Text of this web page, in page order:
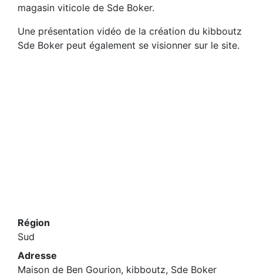
magasin viticole de Sde Boker.
Une présentation vidéo de la création du kibboutz
Sde Boker peut également se visionner sur le site.
Région
Sud
Adresse
Maison de Ben Gourion, kibboutz, Sde Boker